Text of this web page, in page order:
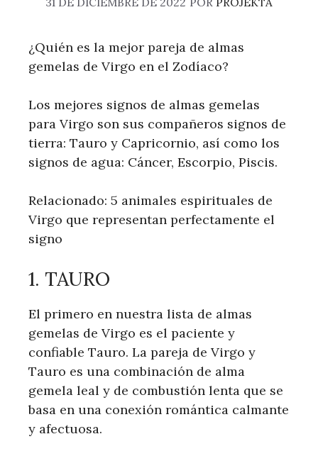
¿Quién es la mejor pareja de almas
gemelas de Virgo en el Zodíaco?
Los mejores signos de almas gemelas
para Virgo son sus compañeros signos de
tierra: Tauro y Capricornio, así como los
signos de agua: Cáncer, Escorpio, Piscis.
Relacionado: 5 animales espirituales de
Virgo que representan perfectamente el
signo
1. TAURO
El primero en nuestra lista de almas
gemelas de Virgo es el paciente y
confiable Tauro. La pareja de Virgo y
Tauro es una combinación de alma
gemela leal y de combustión lenta que se
basa en una conexión romántica calmante
y afectuosa.